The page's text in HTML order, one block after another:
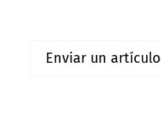
Enviar un artículo